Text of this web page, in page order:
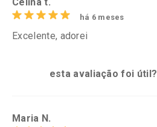
há 6 meses
Excelente, adorei
esta avaliação foi útil?
Maria N.